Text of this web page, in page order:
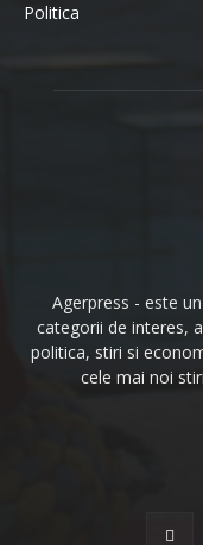
Politica
Agerpress - este
categorii de interes,
politica, stiri si
cele mai noi